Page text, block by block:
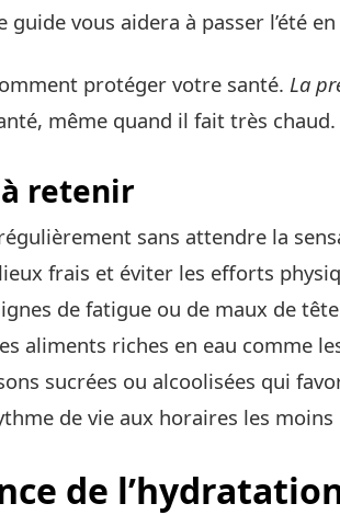
guide vous aidera à passer l’été
protéger votre santé. La
même quand il fait très chaud.
retenir
sans attendre la
frais et éviter les efforts
de fatigue ou de maux de
aliments riches en eau comme
sucrées ou alcoolisées qui
de vie aux horaires les moins
de